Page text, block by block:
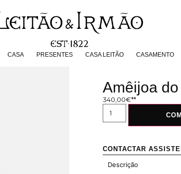
CASA PRESENTES CASA LEITÃO CASAMENTO
PRESENTES CASA LEITÃO
Amêijoa
340,00€
CONTACTAR
Descrição